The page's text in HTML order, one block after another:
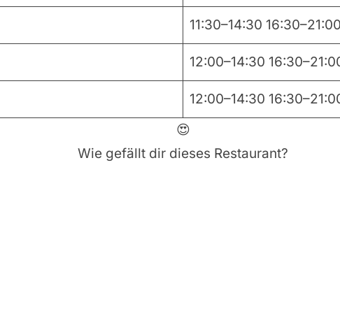
11:30–14:30 16:30–21:00
12:00–14:30
12:00–14:30
😍
Wie gefällt dir dieses Restaurant?